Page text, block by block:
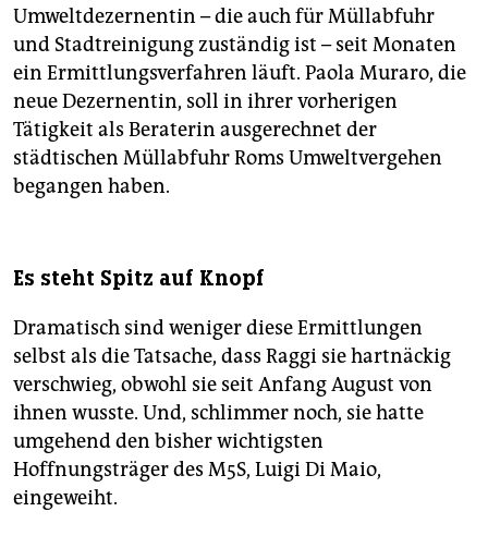
Umweltdezernentin – die auch für Müllabfuhr
und Stadtreinigung zuständig ist – seit Monaten
ein Ermittlungsverfahren läuft. Paola Muraro, die
neue Dezernentin, soll in ihrer vorherigen
Tätigkeit als Beraterin ausgerechnet der
städtischen Müllabfuhr Roms Umweltvergehen
begangen haben.
Es steht Spitz auf Knopf
Dramatisch sind weniger diese Ermittlungen
selbst als die Tatsache, dass Raggi sie hartnäckig
verschwieg, obwohl sie seit Anfang August von
ihnen wusste. Und, schlimmer noch, sie hatte
umgehend den bisher wichtigsten
Hoffnungsträger des M5S, Luigi Di Maio,
eingeweiht.